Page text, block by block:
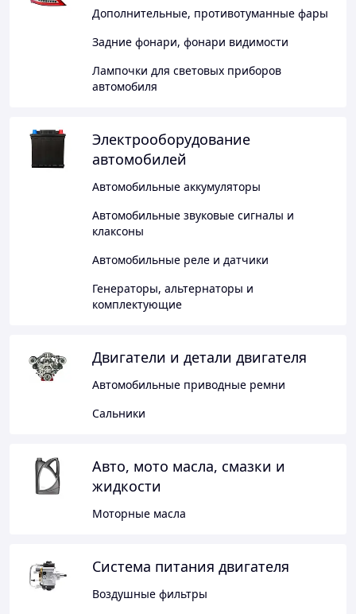
Дополнительные, противотуманные фары
Задние фонари, фонари видимости
Лампочки для световых приборов
автомобиля
Электрооборудование
автомобилей
Автомобильные аккумуляторы
Автомобильные звуковые сигналы и
клаксоны
Автомобильные реле и датчики
Генераторы, альтернаторы и
комплектующие
Двигатели и детали двигателя
Автомобильные приводные ремни
Сальники
Авто, мото масла, смазки и
жидкости
Моторные масла
Система питания двигателя
Воздушные фильтры